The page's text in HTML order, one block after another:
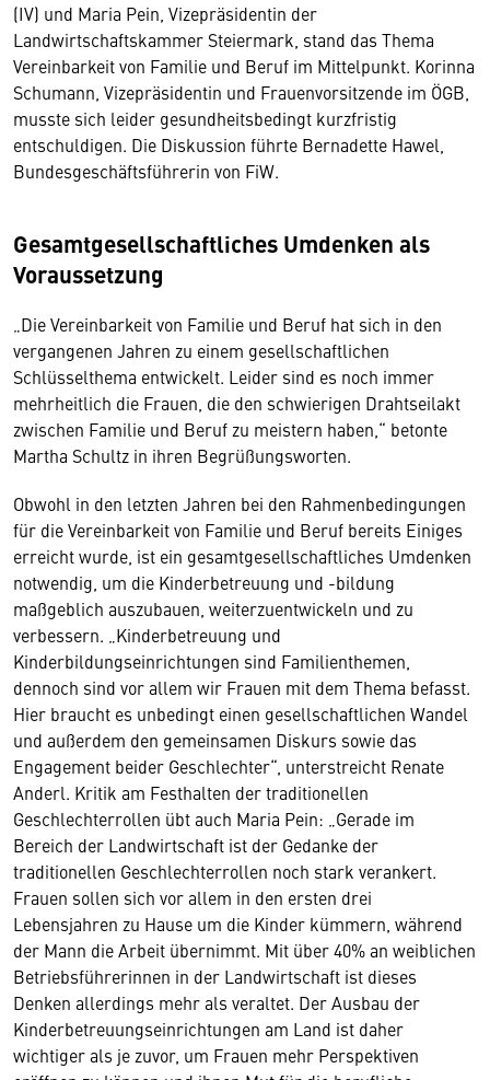
(IV) und Maria Pein, Vizepräsidentin der
Landwirtschaftskammer Steiermark, stand das Thema
Vereinbarkeit von Familie und Beruf im Mittelpunkt. Korinna
Schumann, Vizepräsidentin und Frauenvorsitzende im ÖGB,
musste sich leider gesundheitsbedingt kurzfristig
entschuldigen. Die Diskussion führte Bernadette Hawel,
Bundesgeschäftsführerin von FiW.
Gesamtgesellschaftliches Umdenken als
Voraussetzung
„Die Vereinbarkeit von Familie und Beruf hat sich in den
vergangenen Jahren zu einem gesellschaftlichen
Schlüsselthema entwickelt. Leider sind es noch immer
mehrheitlich die Frauen, die den schwierigen Drahtseilakt
zwischen Familie und Beruf zu meistern haben,“ betonte
Martha Schultz in ihren Begrüßungsworten.
Obwohl in den letzten Jahren bei den Rahmenbedingungen
für die Vereinbarkeit von Familie und Beruf bereits Einiges
erreicht wurde, ist ein gesamtgesellschaftliches Umdenken
notwendig, um die Kinderbetreuung und -bildung
maßgeblich auszubauen, weiterzuentwickeln und zu
verbessern. „Kinderbetreuung und
Kinderbildungseinrichtungen sind Familienthemen,
dennoch sind vor allem wir Frauen mit dem Thema befasst.
Hier braucht es unbedingt einen gesellschaftlichen Wandel
und außerdem den gemeinsamen Diskurs sowie das
Engagement beider Geschlechter“, unterstreicht Renate
Anderl. Kritik am Festhalten der traditionellen
Geschlechterrollen übt auch Maria Pein: „Gerade im
Bereich der Landwirtschaft ist der Gedanke der
traditionellen Geschlechterrollen noch stark verankert.
Frauen sollen sich vor allem in den ersten drei
Lebensjahren zu Hause um die Kinder kümmern, während
der Mann die Arbeit übernimmt. Mit über 40% an weiblichen
Betriebsführerinnen in der Landwirtschaft ist dieses
Denken allerdings mehr als veraltet. Der Ausbau der
Kinderbetreuungseinrichtungen am Land ist daher
wichtiger als je zuvor, um Frauen mehr Perspektiven